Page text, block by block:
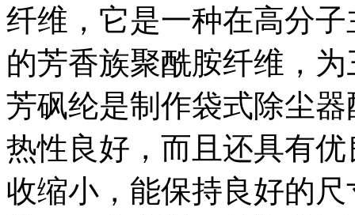
纤维，它是一种在高分
的芳香族聚酰胺纤维，
芳砜纶是制作袋式除尘
热性良好，而且还具有
收缩小，能保持良好的